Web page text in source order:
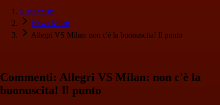
Il Milanista
News Milan
Allegri VS Milan: non c'è la buonuscita! Il punto
Commenti: Allegri VS Milan: non c'è la
buonuscita! Il punto